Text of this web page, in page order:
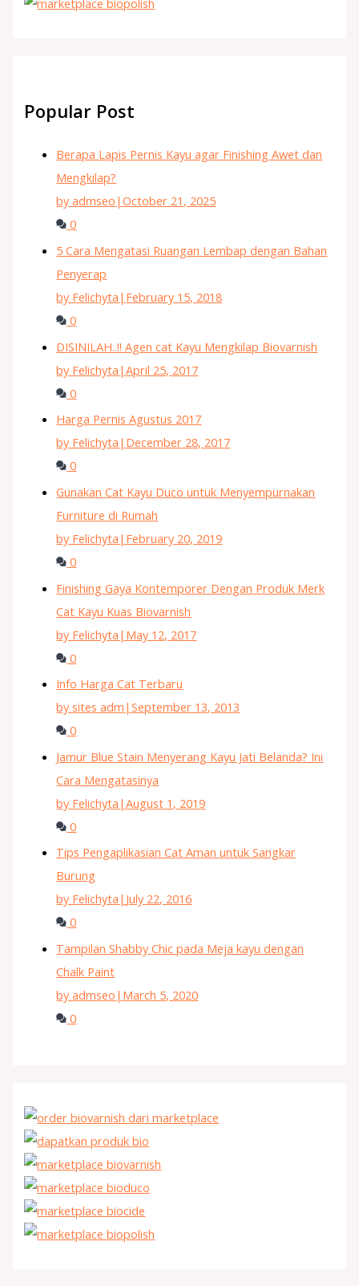
Popular Post
Berapa Lapis Pernis Kayu agar Finishing Awet dan
Mengkilap?
by admseo |October 21, 2025
0
5 Cara Mengatasi Ruangan Lembap dengan Bahan
Penyerap
by Felichyta | February 15, 2018
0
DISINILAH..!! Agen cat Kayu Mengkilap Biovarnish
by Felichyta |April 25, 2017
0
Harga Pernis Agustus 2017
by Felichyta | December 28, 2017
0
Gunakan Cat Kayu Duco untuk Menyempurnakan
Furniture di Rumah
by Felichyta | February 20, 2019
0
Finishing Gaya Kontemporer Dengan Produk Merk
Cat Kayu Kuas Biovarnish
by Felichyta | May 12, 2017
0
Info Harga Cat Terbaru
by sites adm |September 13, 2013
0
Jamur Blue Stain Menyerang Kayu Jati Belanda? Ini
Cara Mengatasinya
by Felichyta |August 1, 2019
0
Tips Pengaplikasian Cat Aman untuk Sangkar
Burung
by Felichyta | July 22, 2016
0
Tampilan Shabby Chic pada Meja kayu dengan
Chalk Paint
by admseo | March 5, 2020
0